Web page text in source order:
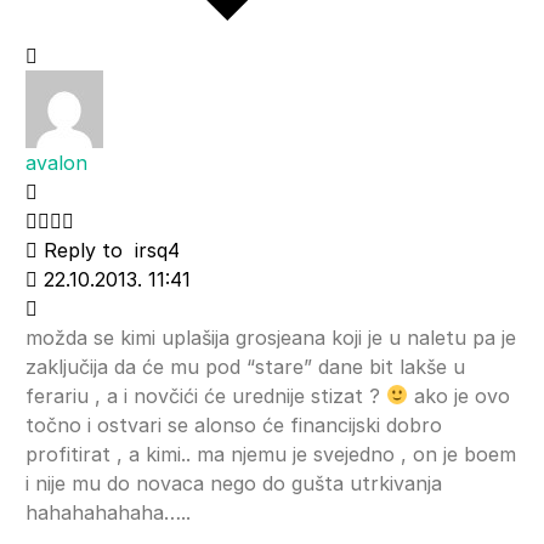
avalon
Reply to irsq4
22.10.2013. 11:41
možda se kimi uplašija grosjeana koji je u naletu pa je
zaključija da će mu pod “stare” dane bit lakše u
ferariu , a i novčići će urednije stizat ?
ako je ovo
točno i ostvari se alonso će financijski dobro
profitirat , a kimi.. ma njemu je svejedno , on je boem
i nije mu do novaca nego do gušta utrkivanja
hahahahahaha…..